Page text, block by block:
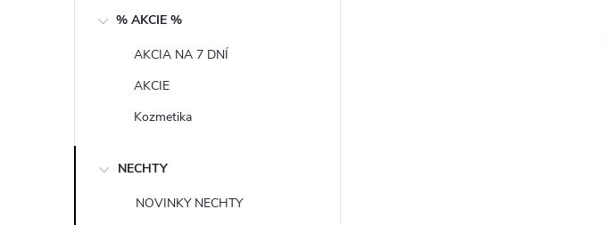
% AKCIE %
AKCIA NA 7 DNÍ
AKCIE
Kozmetika
NECHTY
NOVINKY NECHTY